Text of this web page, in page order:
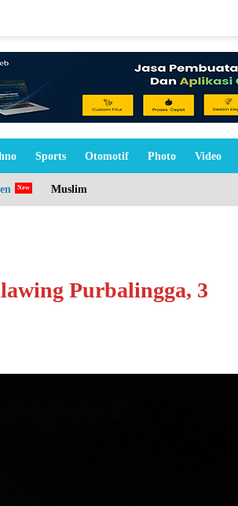
Sports Otomotif Photo Video
Muslim
Purbalingga, 3